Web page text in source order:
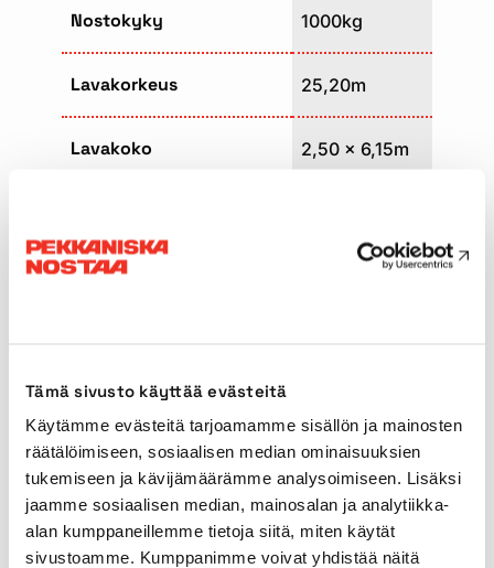
Tämä sivusto käyttää evästeitä
Käytämme evästeitä tarjoamamme sisällön ja mainosten
räätälöimiseen, sosiaalisen median ominaisuuksien
tukemiseen ja kävijämäärämme analysoimiseen. Lisäksi
jaamme sosiaalisen median, mainosalan ja analytiikka-
alan kumppaneillemme tietoja siitä, miten käytät
sivustoamme. Kumppanimme voivat yhdistää näitä
Nostokyky 1000kg
Lavakorkeus 25,20m
Lavakoko 2,50 x 6,15m
Kuljetuspituus
Kuljetuskorkeus
Käyttövoima Diesel
Ulkokäyttö Kyllä